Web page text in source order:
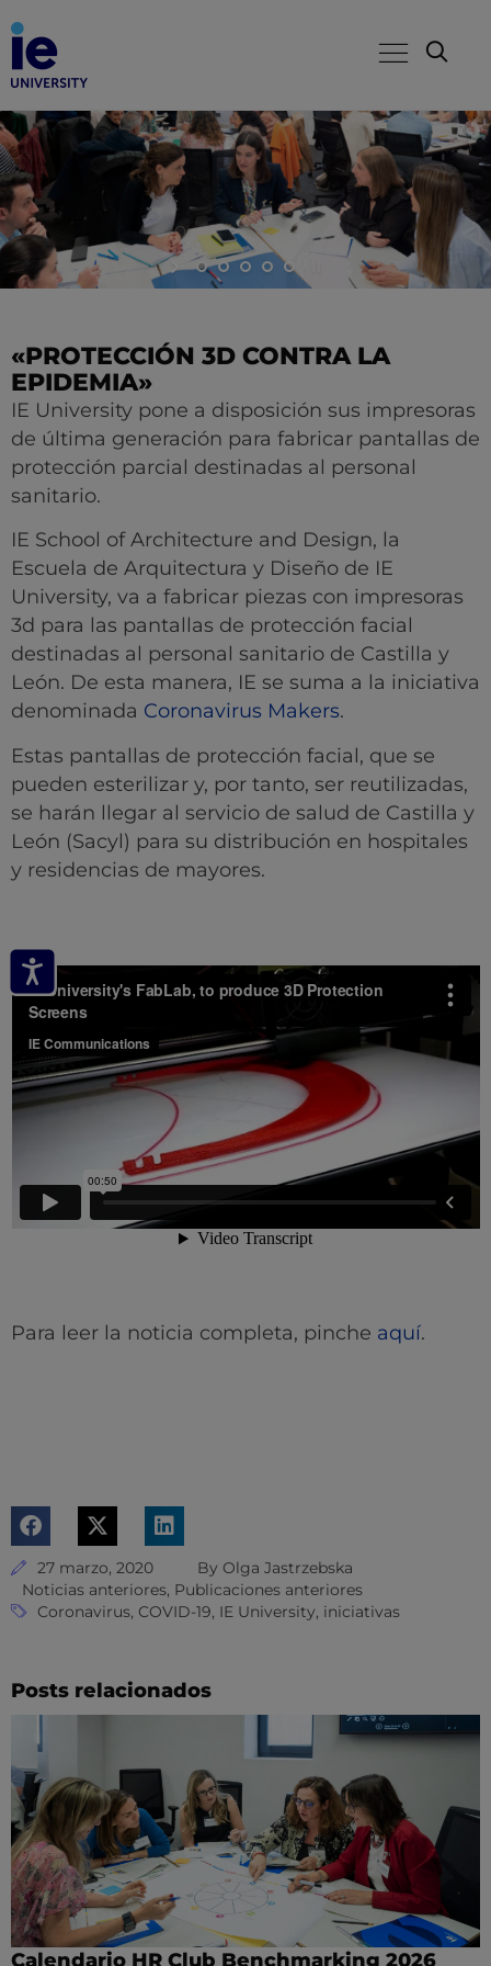
«PROTECCIÓN 3D CONTRA LA
EPIDEMIA»
IE University pone a disposición sus impresoras
de última generación para fabricar pantallas de
protección parcial destinadas al personal
sanitario.
IE School of Architecture and Design, la
Escuela de Arquitectura y Diseño de IE
University, va a fabricar piezas con impresoras
3d para las pantallas de protección facial
destinadas al personal sanitario de Castilla y
León. De esta manera, IE se suma a la iniciativa
denominada Coronavirus Makers.
Estas pantallas de protección facial, que se
pueden esterilizar y, por tanto, ser reutilizadas,
se harán llegar al servicio de salud de Castilla y
León (Sacyl) para su distribución en hospitales
y residencias de mayores.
Para leer la noticia completa, pinche aquí.
27 marzo, 2020 By Olga Jastrzebska
Noticias anteriores, Publicaciones anteriores
Coronavirus, COVID-19, IE University, iniciativas
Posts relacionados
Calendario HR Club Benchmarking 2026